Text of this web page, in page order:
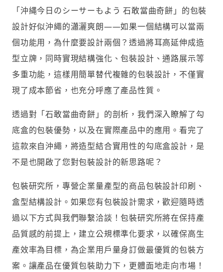
「沖縄今日のシーサーもよう 石敢當曲奇餅」的包裝
設計好似沖繩的瀟灑爽朗——如果一個結構可以當兩
個功能用，為什麼要設計兩個？透過將耳高延伸成造
型立牌，同時實現結構強化、包裝設計、通路展示等
多重功能，這樣用簡單替代複雜的包裝設計，不僅實
現了成本節省，也充分呼應了產品性質。
透過對「石敢當曲奇餅」的剖析，我們深入瞭解了勾
底盒的包裝優勢，以及在實際產品中的應用。看完了
這款來自沖繩，將造型結合實用性的勾底盒設計，是
不是也開啟了您對包裝設計的新思路呢？
包裝研究所，專營企業量產型的商品包裝設計印刷、
盒型結構設計。如果您有包裝設計需求，歡迎隨時透
過以下方式與我們聯繫洽談！包裝研究所將在保持產
品質感的前提上，建立公規標準化要求，以確保高生
產效率為目標，為企業用戶量身訂做最優質的包裝方
案。讓產品在優質包裝助力下，更體面地走向市場！